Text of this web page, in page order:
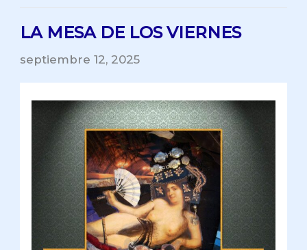
LA MESA DE LOS VIERNES
septiembre 12, 2025